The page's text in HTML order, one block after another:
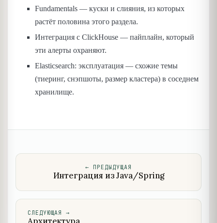
Fundamentals — куски и слияния, из которых
растёт половина этого раздела.
Интеграция с ClickHouse — пайплайн, который
эти алерты охраняют.
Elasticsearch: эксплуатация — схожие темы
(тиеринг, снэпшоты, размер кластера) в соседнем
хранилище.
← ПРЕДЫДУЩАЯ
Интеграция из Java/Spring
СЛЕДУЮЩАЯ →